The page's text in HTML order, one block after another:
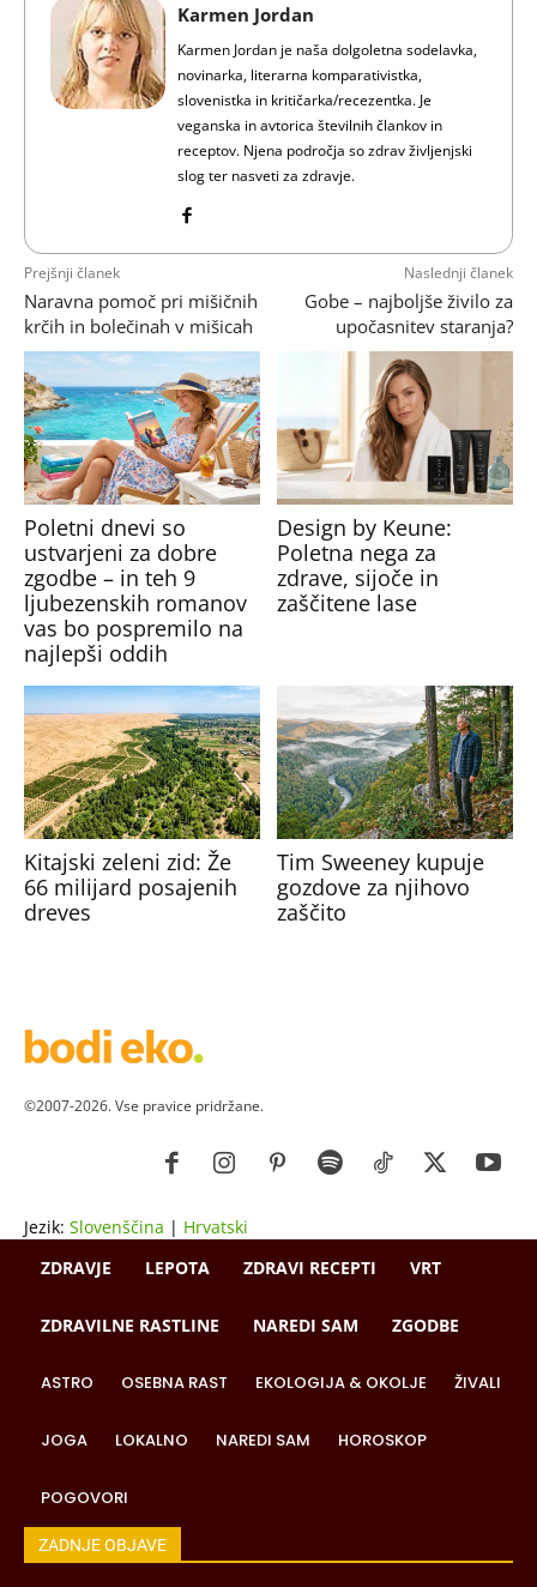
Karmen Jordan
Karmen Jordan je naša dolgoletna sodelavka,
novinarka, literarna komparativistka,
slovenistka in kritičarka/recezentka. Je
veganska in avtorica številnih člankov in
receptov. Njena področja so zdrav življenjski
slog ter nasveti za zdravje.
Prejšnji članek
Naravna pomoč pri mišičnih
krčih in bolečinah v mišicah
Naslednji članek
Gobe – najboljše živilo za
upočasnitev staranja?
Poletni dnevi so
ustvarjeni za dobre
zgodbe – in teh 9
ljubezenskih romanov
vas bo pospremilo na
najlepši oddih
Design by Keune:
Poletna nega za
zdrave, sijoče in
zaščitene lase
Kitajski zeleni zid: Že
66 milijard posajenih
dreves
Tim Sweeney kupuje
gozdove za njihovo
zaščito
©2007-2026. Vse pravice pridržane.
Jezik: Slovenščina | Hrvatski
ZDRAVJE
LEPOTA ZDRAVI RECEPTI VRT
ZDRAVILNE RASTLINE NAREDI SAM ZGODBE
ASTRO OSEBNA RAST EKOLOGIJA & OKOLJE ŽIVALI
JOGA LOKALNO NAREDI SAM HOROSKOP
POGOVORI
ZADNJE OBJAVE